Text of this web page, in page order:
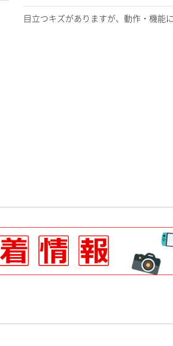
目立つキズがありますが、動作・機能